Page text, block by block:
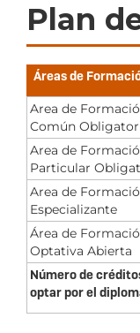
Plan
Áreas de
Area de
Común
Area de
Particular
Area de
Especializante
Área de
Optativa Abierta
Número de
optar por el